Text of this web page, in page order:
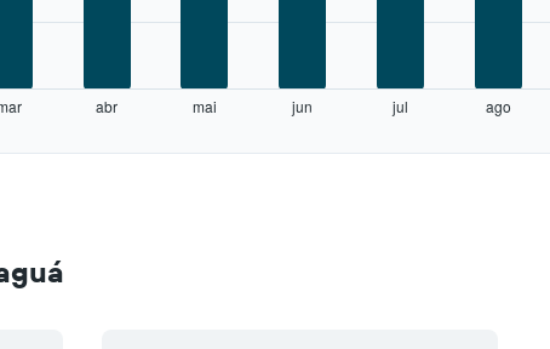
abr mai jun jul ago